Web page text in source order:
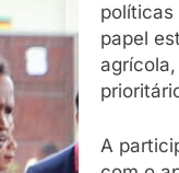
políticas
papel
A